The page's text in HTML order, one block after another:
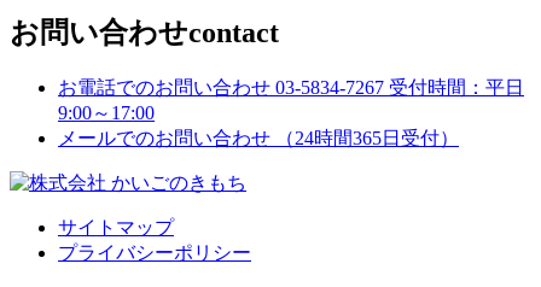
お問い合わせcontact
お電話でのお問い合わせ 03-5834-7267 受付時間：平日
9:00～17:00
メールでのお問い合わせ
（24時間365日受付）
サイトマップ
プライバシーポリシー